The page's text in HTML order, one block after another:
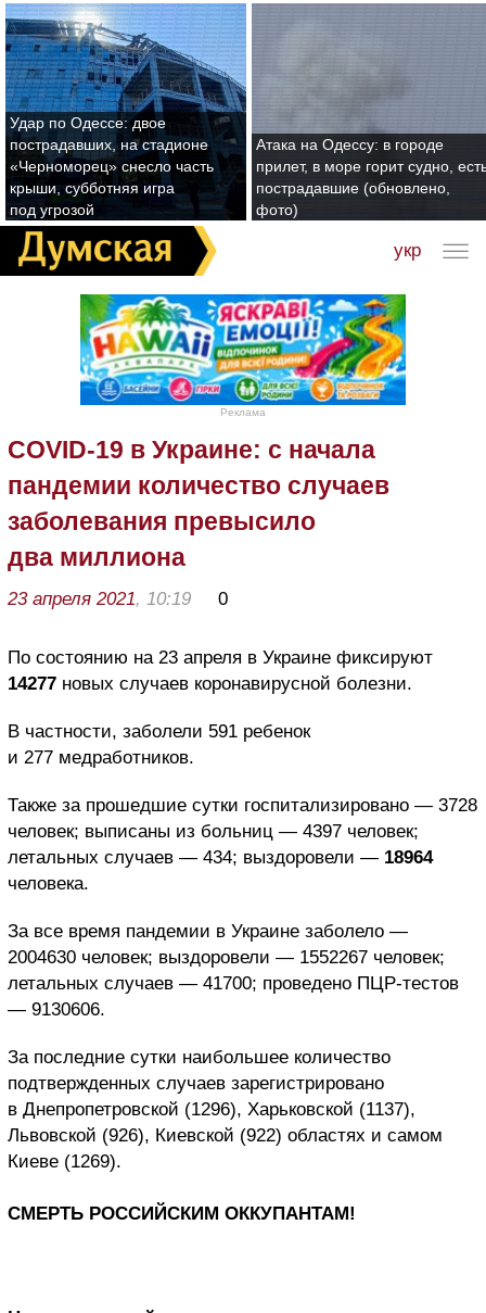
Удар по Одессе: двое
пострадавших, на стадионе
«Черноморец» снесло часть
крыши, субботняя игра
под угрозой
Атака на Одессу: в городе
прилет, в море горит судно,
пострадавшие (обновлено,
фото)
укр
Реклама
COVID-19 в Украине: с начала
пандемии количество случаев
заболевания превысило
два миллиона
23 апреля 2021, 10:19 0
По состоянию на 23 апреля в Украине фиксируют
14277 новых случаев коронавирусной болезни.
В частности, заболели 591 ребенок
и 277 медработников.
Также за прошедшие сутки госпитализировано — 3728
человек; выписаны из больниц — 4397 человек;
летальных случаев — 434; выздоровели — 18964
человека.
За все время пандемии в Украине заболело —
2004630 человек; выздоровели — 1552267 человек;
летальных случаев — 41700; проведено ПЦР-тестов
— 9130606.
За последние сутки наибольшее количество
подтвержденных случаев зарегистрировано
в Днепропетровской (1296), Харьковской (1137),
Львовской (926), Киевской (922) областях и самом
Киеве (1269).
СМЕРТЬ РОССИЙСКИМ ОККУПАНТАМ!